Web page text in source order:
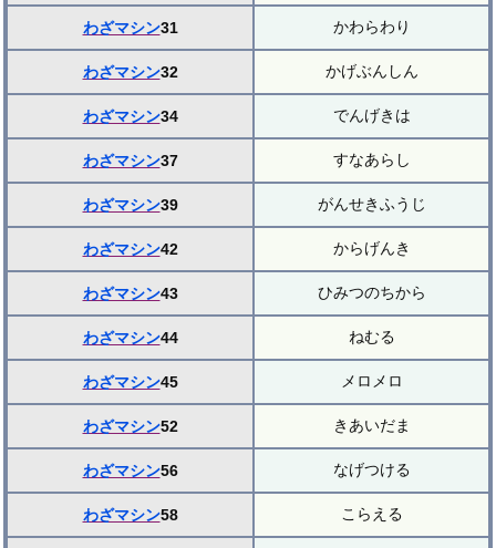
わざマシン31 かわらわり
わざマシン32 かげぶんしん
わざマシン34 でんげきは
わざマシン37 すなあらし
わざマシン39 がんせきふうじ
わざマシン42 からげんき
わざマシン43 ひみつのちから
わざマシン44 ねむる
わざマシン45 メロメロ
わざマシン52 きあいだま
わざマシン56 なげつける
わざマシン58 こらえる